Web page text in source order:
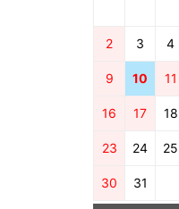
2 3 4
9 10 11
16 17 18
23 24 25
30 31